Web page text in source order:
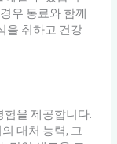
우 동료와 함께
을 취하고 건강
험을 제공합니다.
대처 능력, 그